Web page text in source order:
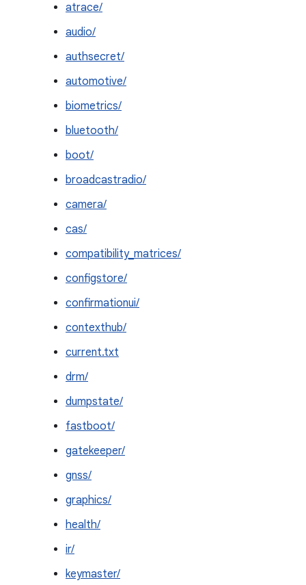
atrace/
audio/
authsecret/
automotive/
biometrics/
bluetooth/
boot/
broadcastradio/
camera/
cas/
compatibility_matrices/
configstore/
confirmationui/
contexthub/
current.txt
drm/
dumpstate/
fastboot/
gatekeeper/
gnss/
graphics/
health/
ir/
keymaster/